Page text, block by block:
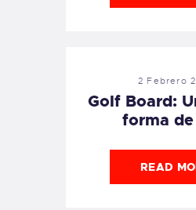
2 Febrero
Golf Board:
forma
READ